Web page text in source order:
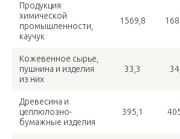
Продукция
химической
промышленности,
каучук
1569,8
Кожевенное сырье,
пушнина и изделия
из них
33,3
Древесина и
целлюлозно-
бумажные изделия
395,1